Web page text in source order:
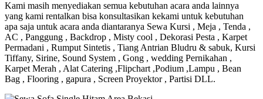
Kami masih menyediakan semua kebutuhan acara anda lainnya
yang kami rentalkan bisa konsultasikan kekami untuk kebutuhan
apa saja untuk acara anda diantaranya Sewa Kursi , Meja , Tenda ,
AC , Panggung , Backdrop , Misty cool , Dekorasi Pesta , Karpet
Permadani , Rumput Sintetis , Tiang Antrian Bludru & sabuk, Kursi
Tiffany, Sirine, Sound System , Gong , wedding Pernikahan ,
Karpet Merah , Alat Catering ,Flipchart ,Podium ,Lampu , Bean
Bag , Flooring , gapura , Screen Proyektor , Partisi DLL.